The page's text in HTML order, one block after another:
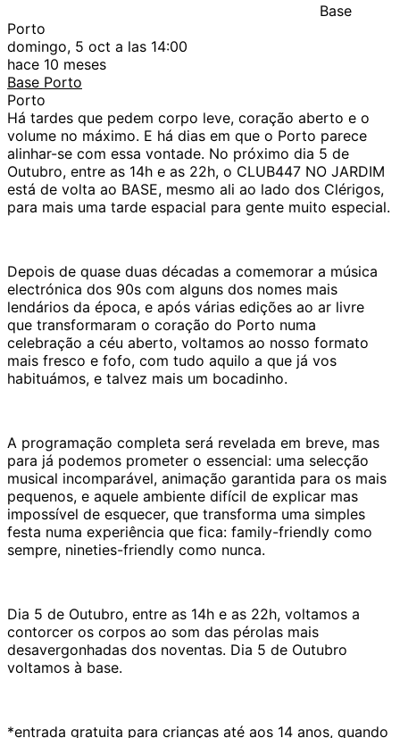
Base
Porto
domingo, 5 oct a las 14:00
hace 10 meses
Base Porto
Porto
Há tardes que pedem corpo leve, coração aberto e o
volume no máximo. E há dias em que o Porto parece
alinhar-se com essa vontade. No próximo dia 5 de
Outubro, entre as 14h e as 22h, o CLUB447 NO JARDIM
está de volta ao BASE, mesmo ali ao lado dos Clérigos,
para mais uma tarde espacial para gente muito especial.
Depois de quase duas décadas a comemorar a música
electrónica dos 90s com alguns dos nomes mais
lendários da época, e após várias edições ao ar livre
que transformaram o coração do Porto numa
celebração a céu aberto, voltamos ao nosso formato
mais fresco e fofo, com tudo aquilo a que já vos
habituámos, e talvez mais um bocadinho.
A programação completa será revelada em breve, mas
para já podemos prometer o essencial: uma selecção
musical incomparável, animação garantida para os mais
pequenos, e aquele ambiente difícil de explicar mas
impossível de esquecer, que transforma uma simples
festa numa experiência que fica: family-friendly como
sempre, nineties-friendly como nunca.
Dia 5 de Outubro, entre as 14h e as 22h, voltamos a
contorcer os corpos ao som das pérolas mais
desavergonhadas dos noventas. Dia 5 de Outubro
voltamos à base.
*entrada gratuita para crianças até aos 14 anos, quando